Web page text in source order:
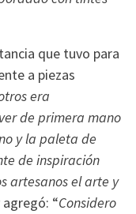
que tuvo para
a piezas
era
de primera mano
y la paleta de
de inspiración
artesanos el arte y
“Considero